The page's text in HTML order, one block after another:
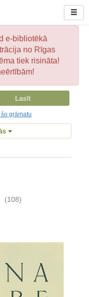
e-bibliotēkā
no Rīgas
tiek risināta!
Lasīt
grāmatu
(108)